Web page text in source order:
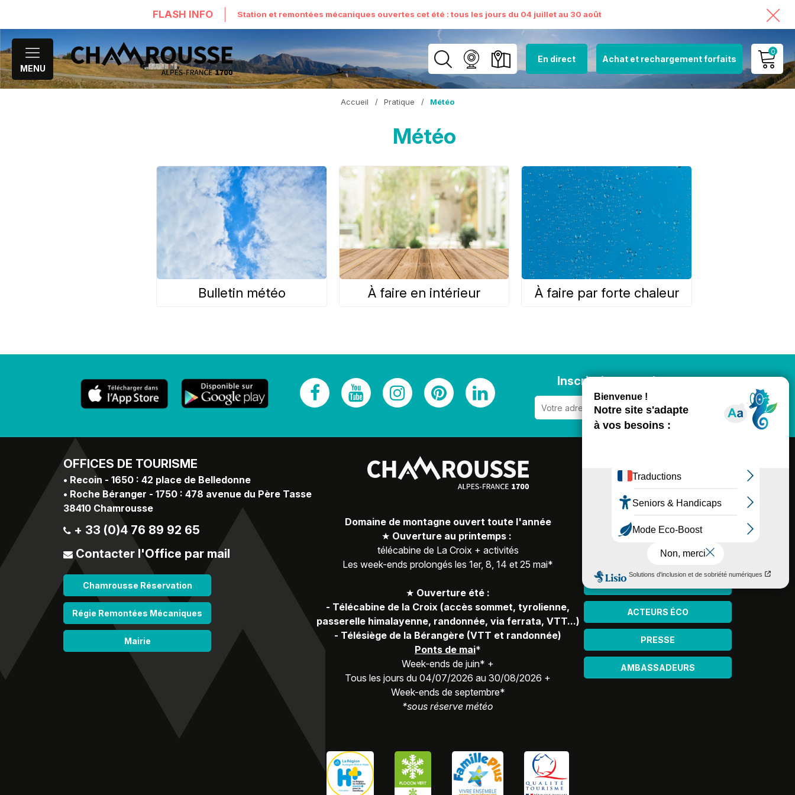
FLASH INFO Station et remontées mécaniques ouvertes cet été : tous les jours du 04 juillet au 30 août
MENU
En direct Achat et rechargement forfaits
0
MON COMPTE
Accueil / Pratique / Météo
Météo
Bulletin météo À faire en intérieur À faire par forte chaleur
Inscription newsletter
OFFICES DE TOURISME
• Recoin - 1650 : 42 place de Belledonne
• Roche Béranger - 1750 : 478 avenue du Père Tasse
38410 Chamrousse
+ 33 (0)4 76 89 92 65
Contacter l'Office par mail
Chamrousse Réservation
Régie Remontées Mécaniques
Mairie
Domaine de montagne ouvert toute l'année
★ Ouverture au printemps :
télécabine de La Croix + activités
Les week-ends prolongés les 1er, 8, 14 et 25 mai*
★ Ouverture été :
- Télécabine de la Croix (accès sommet, tyrolienne,
passerelle himalayenne, randonnée, via ferrata, VTT...)
- Télésiège de la Bérangère (VTT et randonnée)
Ponts de mai*
Week-ends de juin* +
Tous les jours du 04/07/2026 au 30/08/2026 +
Week-ends de septembre*
*sous réserve météo
BLOG
ACTEURS ÉCO
PRESSE
AMBASSADEURS